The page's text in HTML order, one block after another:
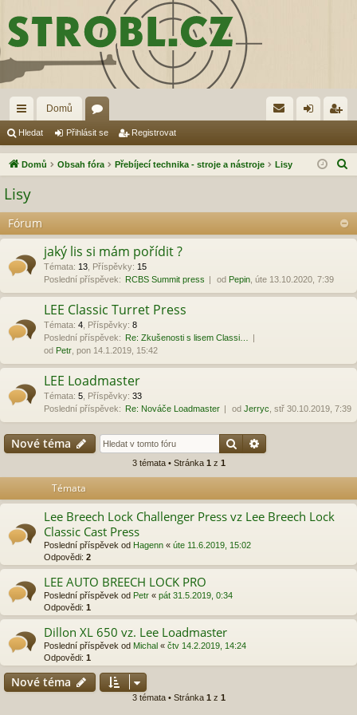
yc
hl
od
ka
zy
Domů
ór
a lá ist
t
Hledat Přihlásit se Registrovat
Domů Obsah fóra Přebíjecí technika - stroje a nástroje Lisy
a
Lisy
Fórum
jaký lis si mám pořídit ?
Témata: 13 Příspěvky: 15
Poslední příspěvek: RCBS Summit press od Pepin , úte 13.10.2020, 7:39
LEE Classic Turret Press
Témata: 4 Příspěvky: 8
Poslední příspěvek: Re: Zkušenosti s lisem Classi…
od Petr , pon 14.1.2019, 15:42
LEE Loadmaster
Témata: 5 Příspěvky: 33
Poslední příspěvek: Re: Nováče Loadmaster od Jerryc , stř 30.10.2019, 7:39
Nové téma Hledat
3 témata • Stránka 1 z 1
Témata
Lee Breech Lock Challenger Press vz Lee Breech Lock
Classic Cast Press
Poslední příspěvek od Hagenn « úte 11.6.2019, 15:02
Odpovědi: 2
LEE AUTO BREECH LOCK PRO
Poslední příspěvek od Petr « pát 31.5.2019, 0:34
Odpovědi: 1
Dillon XL 650 vz. Lee Loadmaster
Poslední příspěvek od Michal « čtv 14.2.2019, 14:24
Odpovědi: 1
Nové téma
3 témata • Stránka 1 z 1